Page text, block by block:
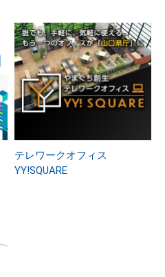
テレワークオフィス
YY!SQUARE